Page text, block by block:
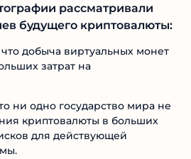
рассматривали
будущего криптовалюты:
добыча виртуальных монет
затрат на
ни одно государство мира не
криптовалюты в больших
для действующей